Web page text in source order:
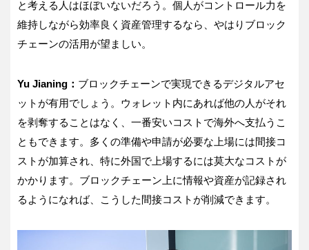
と考える人はほぼいないだろう。個人がコントロール力を
維持しながら効率良く資産管理するなら、やはりブロック
チェーンの活用が望ましい。
Yu Jianing： ブロックチェーンで実現できるデジタルアセ
ットが有用でしょう。ウォレット内にあれば他の人がそれ
を剥奪することはなく、一番安いコストで海外へ支払うこ
ともできます。多くの準備や申請が必要な上場には間接コ
ストが加算され、特に外国で上場するには莫大なコストが
かかります。ブロックチェーン上に情報や資産が記録され
るようになれば、こうした間接コストが削減できます。